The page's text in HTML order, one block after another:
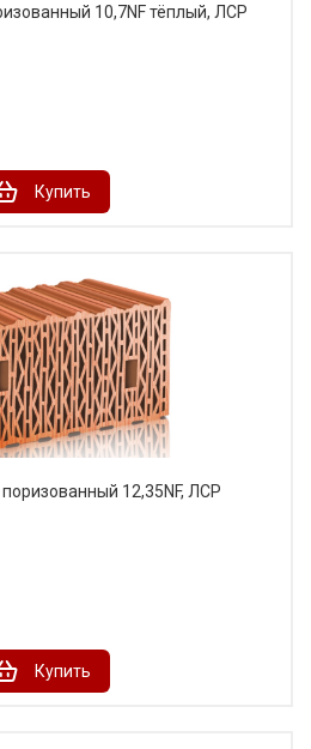
10,7NF тёплый, ЛСР
Купить
12,35NF, ЛСР
Купить